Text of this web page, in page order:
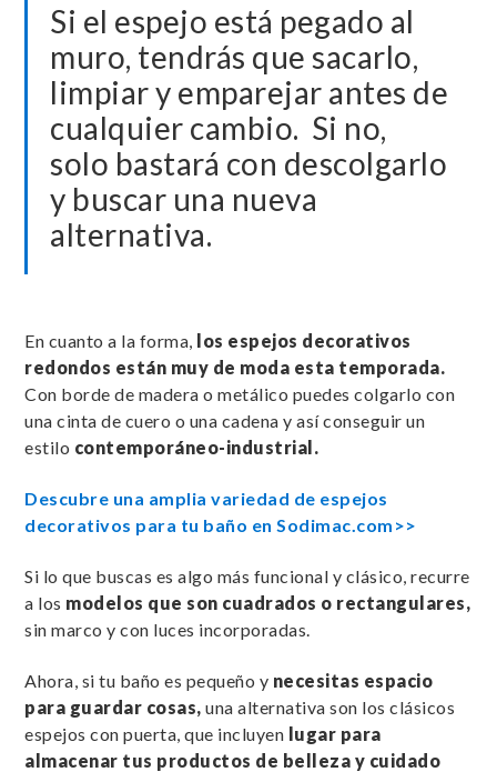
Si el espejo está pegado al
muro, tendrás que sacarlo,
limpiar y emparejar antes de
cualquier cambio. Si no,
solo bastará con descolgarlo
y buscar una nueva
alternativa.
En cuanto a la forma, los espejos decorativos
redondos están muy de moda esta temporada.
Con borde de madera o metálico puedes colgarlo con
una cinta de cuero o una cadena y así conseguir un
estilo contemporáneo-industrial.
Descubre una amplia variedad de espejos
decorativos para tu baño en Sodimac.com>>
Si lo que buscas es algo más funcional y clásico, recurre
a los modelos que son cuadrados o rectangulares,
sin marco y con luces incorporadas.
Ahora, si tu baño es pequeño y necesitas espacio
para guardar cosas, una alternativa son los clásicos
espejos con puerta, que incluyen lugar para
almacenar tus productos de belleza y cuidado